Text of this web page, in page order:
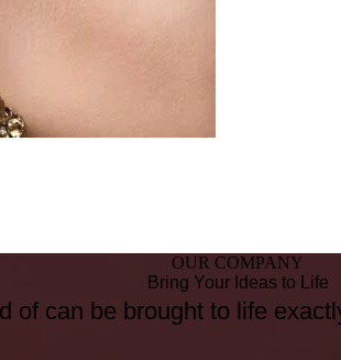
OUR COMPANY
Bring Your Ideas to Life
of can be brought to life